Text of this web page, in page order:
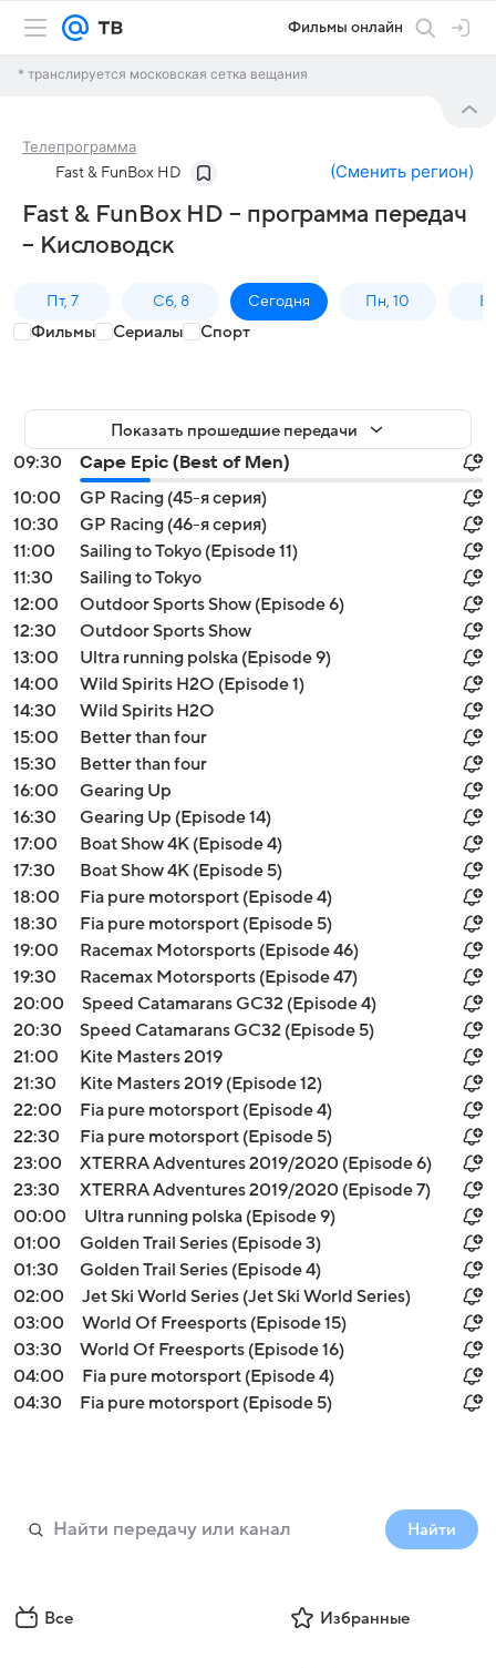
Фильмы онлайн
* транслируется московская сетка вещания
Телепрограмма
Fast & FunBox HD (Сменить регион)
Fast & FunBox HD – программа передач
– Кисловодск
Пт, 7 Сб, 8 Сегодня Пн, 10
Фильмы Сериалы Спорт
Показать прошедшие передачи
09:30
Cape Epic (Best of Men)
10:00
GP Racing (45-я серия)
10:30
GP Racing (46-я серия)
11:00
Sailing to Tokyo (Episode 11)
11:30
Sailing to Tokyo
12:00
Outdoor Sports Show (Episode 6)
12:30
Outdoor Sports Show
13:00
Ultra running polska (Episode 9)
14:00
Wild Spirits H2O (Episode 1)
14:30
Wild Spirits H2O
15:00
Better than four
15:30
Better than four
16:00
Gearing Up
16:30
Gearing Up (Episode 14)
17:00
Boat Show 4K (Episode 4)
17:30
Boat Show 4K (Episode 5)
18:00
Fia pure motorsport (Episode 4)
18:30
Fia pure motorsport (Episode 5)
19:00
Racemax Motorsports (Episode 46)
19:30
Racemax Motorsports (Episode 47)
20:00
Speed Catamarans GC32 (Episode 4)
20:30
Speed Catamarans GC32 (Episode 5)
21:00
Kite Masters 2019
21:30
Kite Masters 2019 (Episode 12)
22:00
Fia pure motorsport (Episode 4)
22:30
Fia pure motorsport (Episode 5)
23:00
XTERRA Adventures 2019/2020 (Episode 6)
23:30
XTERRA Adventures 2019/2020 (Episode 7)
00:00
Ultra running polska (Episode 9)
01:00
Golden Trail Series (Episode 3)
01:30
Golden Trail Series (Episode 4)
02:00
Jet Ski World Series (Jet Ski World Series)
03:00
World Of Freesports (Episode 15)
03:30
World Of Freesports (Episode 16)
04:00
Fia pure motorsport (Episode 4)
04:30
Fia pure motorsport (Episode 5)
Найти
Все Избранные